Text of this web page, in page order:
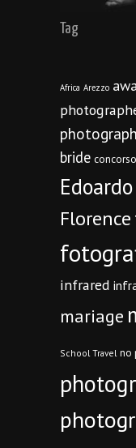
Tag
Africa Arezzo
bride concorso
Florence
infrared
mariage
School Travel no